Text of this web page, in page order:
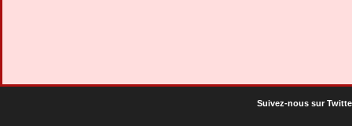
Suivez-nous sur